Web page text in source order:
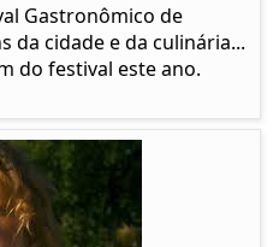
Gastronômico de
da cidade e da culinária...
do festival este ano.